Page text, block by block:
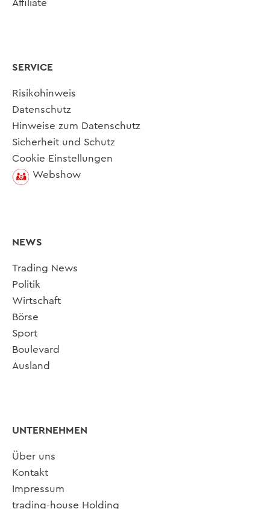
Affiliate
SERVICE
Risikohinweis
Datenschutz
Hinweise zum Datenschutz
Sicherheit und Schutz
Cookie Einstellungen
Webshow
NEWS
Trading News
Politik
Wirtschaft
Börse
Sport
Boulevard
Ausland
UNTERNEHMEN
Über uns
Kontakt
Impressum
trading-house Holding